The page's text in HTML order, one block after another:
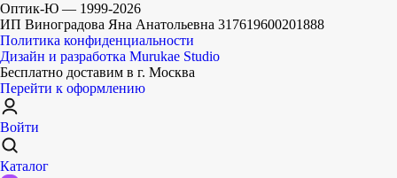
Оптик-Ю — 1999-2026
ИП Виноградова Яна Анатольевна 317619600201888
Политика конфиденциальности
Дизайн и разработка Murukae Studio
Бесплатно доставим в г. Москва
Перейти к оформлению
Войти
Каталог